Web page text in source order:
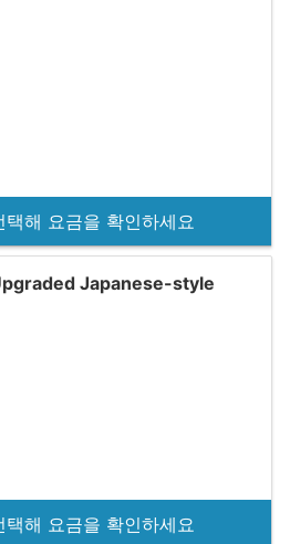
택해 요금을 확인하세요
Japanese-style
택해 요금을 확인하세요